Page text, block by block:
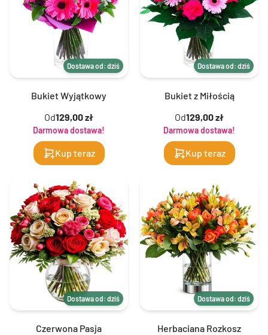
Dostawa od: dziś
Bukiet Wyjątkowy
Od129,00 zł
Darmowa dostawa!
Kup teraz
Dostawa od: dziś
Bukiet z Miłością
Od129,00 zł
Darmowa dostawa!
Kup teraz
Dostawa od: dziś
Czerwona Pasja
Dostawa od: dziś
Herbaciana Rozkosz